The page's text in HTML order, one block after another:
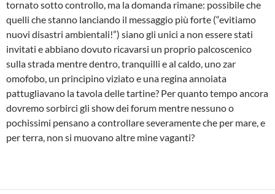
tornato sotto controllo, ma la domanda rimane: possibile che
quelli che stanno lanciando il messaggio più forte (“evitiamo
nuovi disastri ambientali!”) siano gli unici a non essere stati
invitati e abbiano dovuto ricavarsi un proprio palcoscenico
sulla strada mentre dentro, tranquilli e al caldo, uno zar
omofobo, un principino viziato e una regina annoiata
pattugliavano la tavola delle tartine? Per quanto tempo ancora
dovremo sorbirci gli show dei forum mentre nessuno o
pochissimi pensano a controllare severamente che per mare, e
per terra, non si muovano altre mine vaganti?